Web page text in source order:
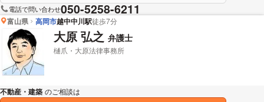
電話で問い合わせ050-5258-6211
富山県 高岡市越中中川駅徒歩7分
大原 弘之 弁護士
樋爪・大原法律事務所
不動産・建築 のご相談は